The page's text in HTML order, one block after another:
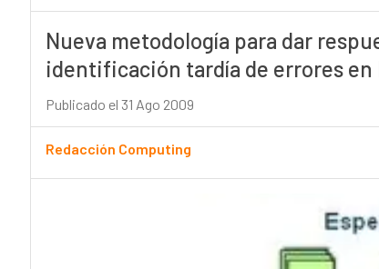
Nueva metodología para dar
identificación tardía de errores en
Publicado el 31 Ago 2009
Redacción Computing